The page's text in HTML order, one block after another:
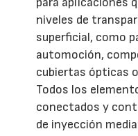
niveles de
superficial, como
automoción,
cubiertas ópticas
Todos los
conectados y
de inyección